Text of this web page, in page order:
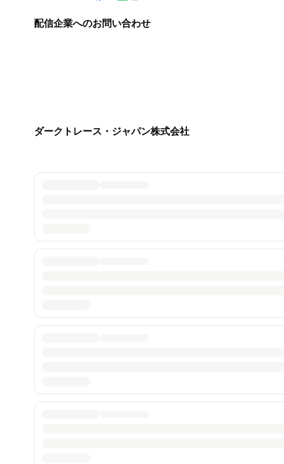
配信企業へのお問い合わせ
ダークトレース・ジャパン株式会社